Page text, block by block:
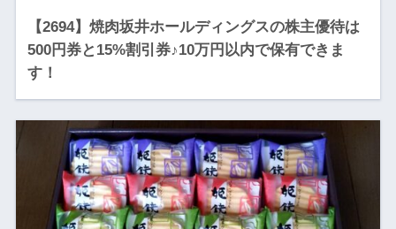
【2694】焼肉坂井ホールディングスの株主優待は
500円券と15%割引券♪10万円以内で保有できま
す！